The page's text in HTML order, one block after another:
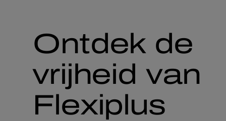
Ontdek de
vrijheid van
Flexiplus